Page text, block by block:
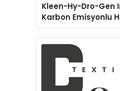
Kleen-Hy-Dro-Gen
Karbon Emisyonlu
Isıtma
TSSA Düzenleyici